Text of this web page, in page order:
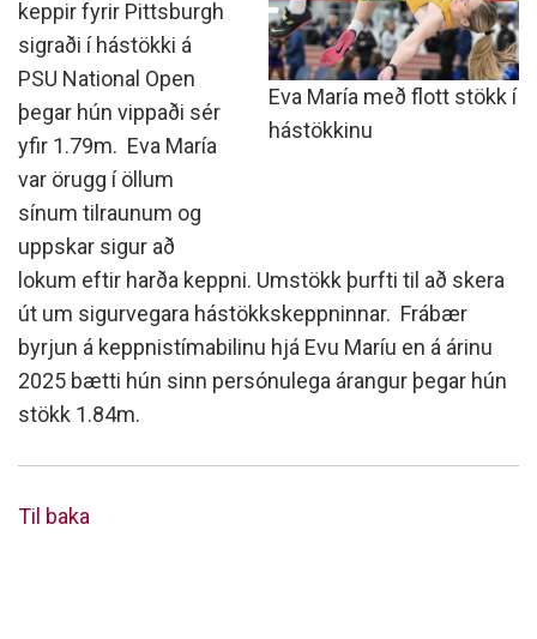
Eva María með flott stökk í
hástökkinu
keppir fyrir Pittsburgh
sigraði í hástökki á
PSU National Open
þegar hún vippaði sér
yfir 1.79m. Eva María
var örugg í öllum
sínum tilraunum og
uppskar sigur að
lokum eftir harða keppni. Umstökk þurfti til að skera
út um sigurvegara hástökkskeppninnar. Frábær
byrjun á keppnistímabilinu hjá Evu Maríu en á árinu
2025 bætti hún sinn persónulega árangur þegar hún
stökk 1.84m.
Til baka